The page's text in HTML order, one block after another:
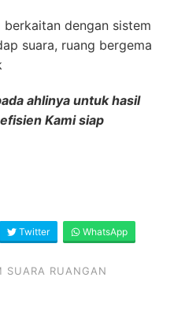
dengan sistem
suara, ruang bergema
ahlinya untuk hasil
Kami siap
Twitter WhatsApp
SUARA RUANGAN